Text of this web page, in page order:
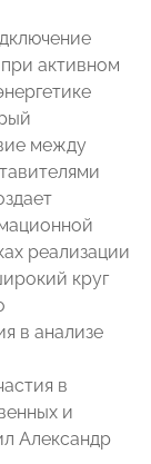
активном
между
реализации
круг
в анализе
в
и
Александр